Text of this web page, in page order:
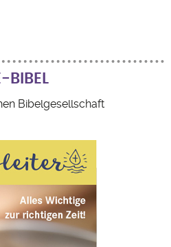
BIBEL
Bibelgesellschaft